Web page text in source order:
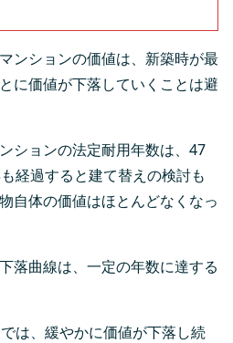
ンションの価値は、新築時が最
に価値が下落していくことは避
ションの法定耐用年数は、47
経過すると建て替えの検討も
自体の価値はほとんどなくなっ
落曲線は、一定の年数に達する
は、緩やかに価値が下落し続